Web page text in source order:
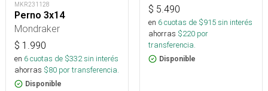
MKR231128
Perno 3x14
Mondraker
$ 1.990
en 6cuotas de $332sin interés
ahorras $80 por transferencia.
Disponible
$ 5.490
en 6cuotas de $915sin interés
ahorras $220 por
transferencia.
Disponible